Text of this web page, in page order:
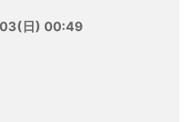
日) 00:49